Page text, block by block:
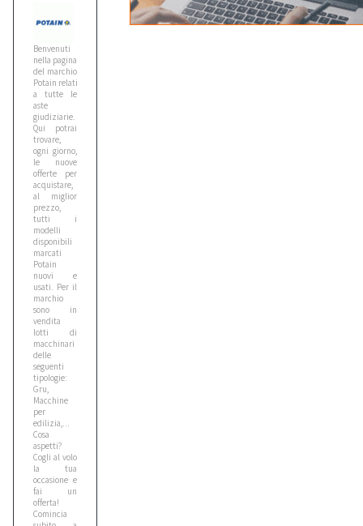
Bobcat
Bomag
3
Case
6
Caterpillar
Cat
Cea
Ceccato
1
Benvenuti
nella pagina
del marchio
Potain relativa
a tutte le
aste
giudiziarie.
Qui potrai
trovare,
ogni giorno,
le nuove
offerte per
acquistare,
al miglior
prezzo,
tutti i
modelli
disponibili
marcati
Potain
nuovi e
usati. Per il
marchio
sono in
vendita
lotti di
macchinari
delle
seguenti
tipologie:
Gru,
Macchine
per
edilizia,...
Cosa
aspetti?
Cogli al volo
la tua
occasione e
fai un
offerta!
Comincia